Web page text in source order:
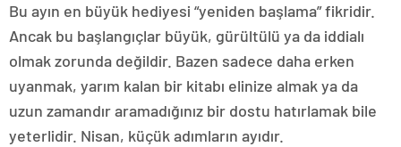
Bu ayın en büyük hediyesi “yeniden başlama” fikridir.
Ancak bu başlangıçlar büyük, gürültülü ya da iddialı
olmak zorunda değildir. Bazen sadece daha erken
uyanmak, yarım kalan bir kitabı elinize almak ya da
uzun zamandır aramadığınız bir dostu hatırlamak bile
yeterlidir. Nisan, küçük adımların ayıdır.